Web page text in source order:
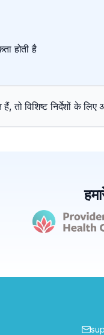
होती है
विशिष्ट निर्देशों के लिए